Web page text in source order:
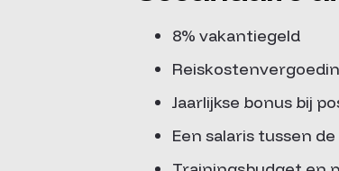
8% vakantiegeld
Jaarlijkse bonus bij
Een salaris tussen